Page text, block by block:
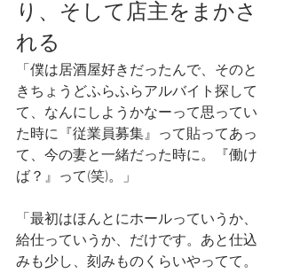
り、そして店主をまかさ
れる
「僕は居酒屋好きだったんで、そのと
きちょうどふらふらアルバイト探して
て、なんにしようかなーって思ってい
た時に『従業員募集』って貼ってあっ
て、今の妻と一緒だった時に。『働け
ば？』って(笑)。」
「最初はほんとにホールっていうか、
給仕っていうか、だけです。あと仕込
みも少し、刻みものくらいやってて。